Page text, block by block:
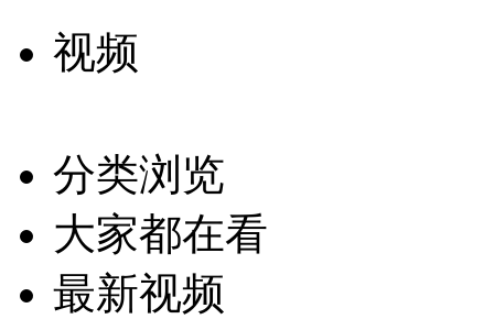
视频
分类浏览
大家都在看
最新视频